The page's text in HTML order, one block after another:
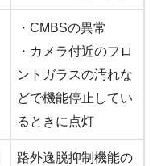
・CMBSの異常
・カメラ付近のフロ
ントガラスの汚れな
どで機能停止してい
るときに点灯
路外逸脱抑制機能の